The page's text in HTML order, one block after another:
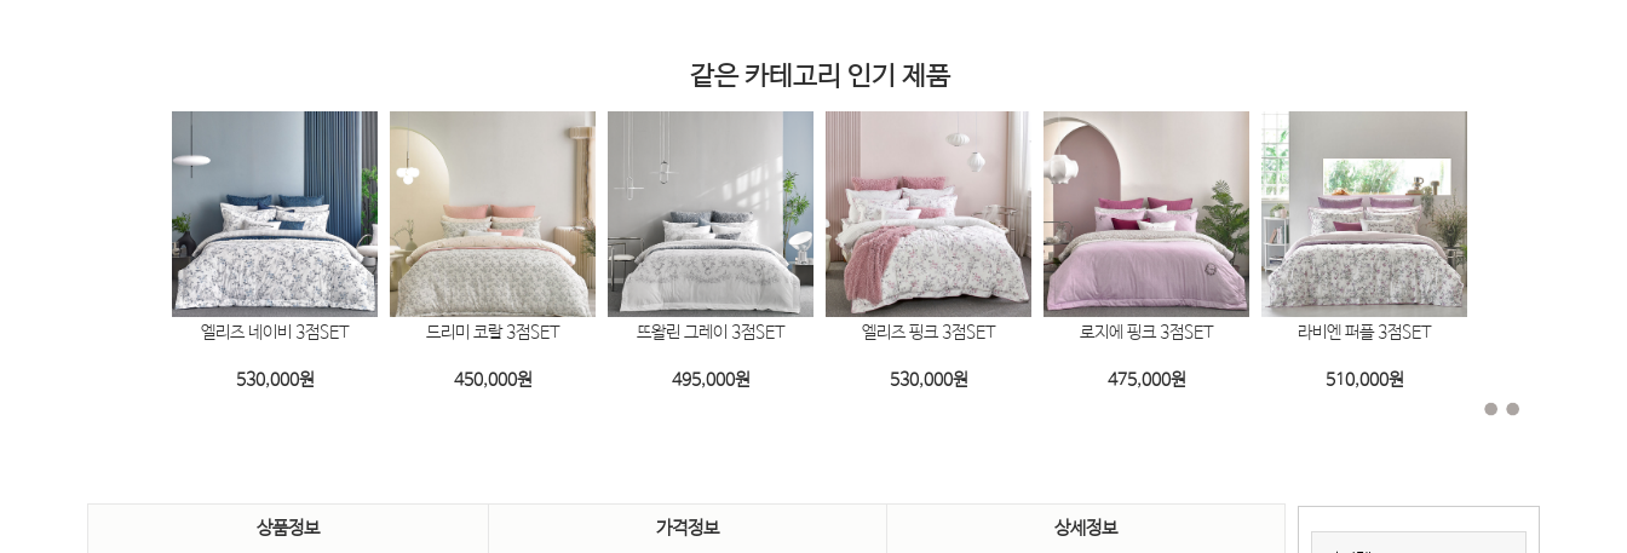
같은 카테고리 인기 제품
엘리즈 네이비 3점SET
530,000원
드리미 코랄 3점SET
450,000원
뜨왈린 그레이 3점SET
495,000원
엘리즈 핑크 3점SET
530,000원
로지에 핑크 3점SET
475,000원
라비엔 퍼플 3점SET
510,000원
상품정보 가격정보
상세정보